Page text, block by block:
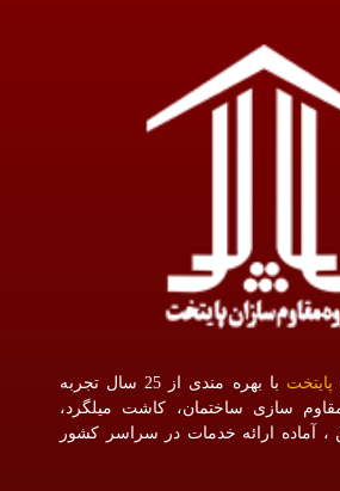
با بهره مندی از 25 سال تجربه
سازی ساختمان، کاشت میلگرد،
آماده ارائه خدمات در سراسر کشور